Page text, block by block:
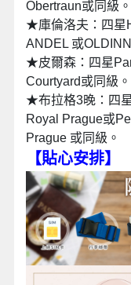
Obertraun或同級。
★庫倫洛夫：四星
ANDEL 或
★皮爾森：四星
Courtyard或同級。
★布拉格3晚：四
Royal Prague或
Prague 或同級。
【貼心安排】